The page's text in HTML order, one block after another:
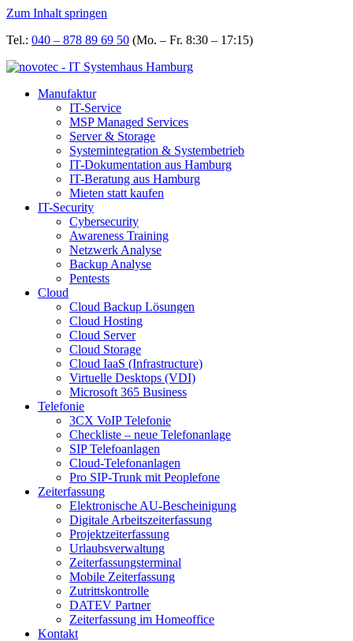
Zum Inhalt springen
Tel.: 040 – 878 89 69 50 (Mo. – Fr. 8:30 – 17:15)
Manufaktur
IT-Service
MSP Managed Services
Server & Storage
Systemintegration & Systembetrieb
IT-Dokumentation aus Hamburg
IT-Beratung aus Hamburg
Mieten statt kaufen
IT-Security
Cybersecurity
Awareness Training
Netzwerk Analyse
Backup Analyse
Pentests
Cloud
Cloud Backup Lösungen
Cloud Hosting
Cloud Server
Cloud Storage
Cloud IaaS (Infrastructure)
Virtuelle Desktops (VDI)
Microsoft 365 Business
Telefonie
3CX VoIP Telefonie
Checkliste – neue Telefonanlage
SIP Telefoanlagen
Cloud-Telefonanlagen
Pro SIP-Trunk mit Peoplefone
Zeiterfassung
Elektronische AU-Bescheinigung
Digitale Arbeitszeiterfassung
Projektzeiterfassung
Urlaubsverwaltung
Zeiterfassungsterminal
Mobile Zeiterfassung
Zutrittskontrolle
DATEV Partner
Zeiterfassung im Homeoffice
Kontakt